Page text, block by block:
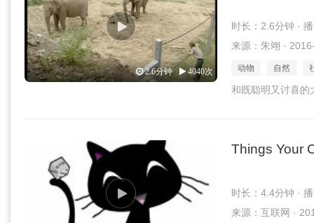
2.6分钟 4040次
时长：2.6分钟 ·
来源：朱翊 ·
动物 自然
和既聪明又讨喜的
Things Your
时长：4.4分钟 ·
来源：互联网 ·